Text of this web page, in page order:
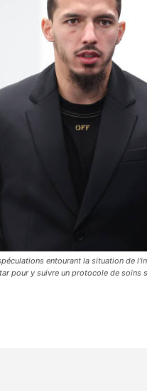
entourant la situation de
pour y suivre un protocole de soins